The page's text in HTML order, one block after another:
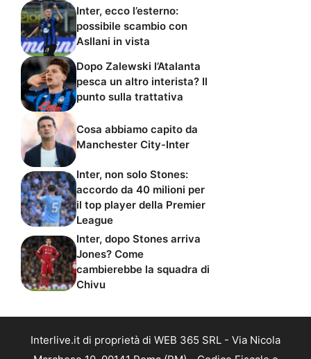
Inter, ecco l’esterno:
possibile scambio con
Asllani in vista
Dopo Zalewski l’Atalanta
pesca un altro interista? Il
punto sulla trattativa
Cosa abbiamo capito da
Manchester City-Inter
Inter, non solo Stones:
accordo da 40 milioni per
il top player della Premier
League
Inter, dopo Stones arriva
Jones? Come
cambierebbe la squadra di
Chivu
Interlive.it di proprietà di WEB 365 SRL - Via Nicola